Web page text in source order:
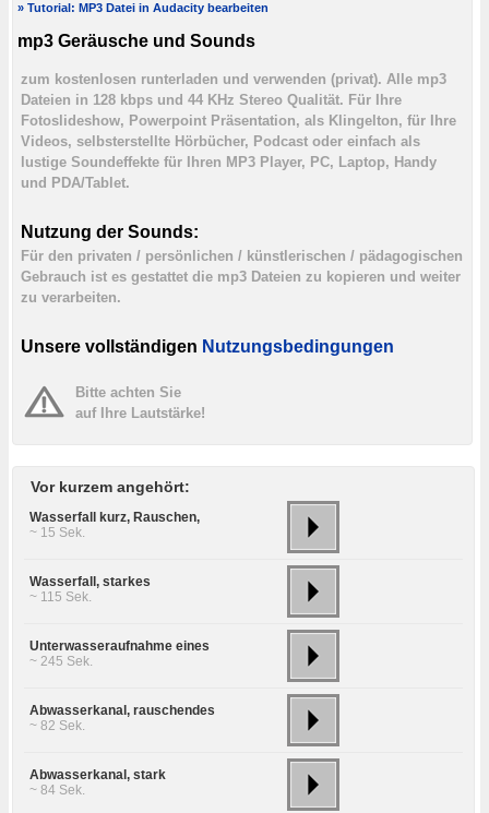
» Tutorial: MP3 Datei in Audacity bearbeiten
mp3 Geräusche und Sounds
zum kostenlosen runterladen und verwenden (privat). Alle mp3
Dateien in 128 kbps und 44 KHz Stereo Qualität. Für Ihre
Fotoslideshow, Powerpoint Präsentation, als Klingelton, für Ihre
Videos, selbsterstellte Hörbücher, Podcast oder einfach als
lustige Soundeffekte für Ihren MP3 Player, PC, Laptop, Handy
und PDA/Tablet.
Nutzung der Sounds:
Für den privaten / persönlichen / künstlerischen / pädagogischen
Gebrauch ist es gestattet die mp3 Dateien zu kopieren und weiter
zu verarbeiten.
Unsere vollständigen Nutzungsbedingungen
Bitte achten Sie
auf Ihre Lautstärke!
Vor kurzem angehört:
Wasserfall kurz, Rauschen,
~ 15 Sek.
Wasserfall, starkes
~ 115 Sek.
Unterwasseraufnahme eines
~ 245 Sek.
Abwasserkanal, rauschendes
~ 82 Sek.
Abwasserkanal, stark
~ 84 Sek.